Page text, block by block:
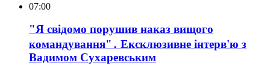
07:00
"Я свідомо порушив наказ вищого
командування"․ Ексклюзивне інтерв'ю з
Вадимом Сухаревським